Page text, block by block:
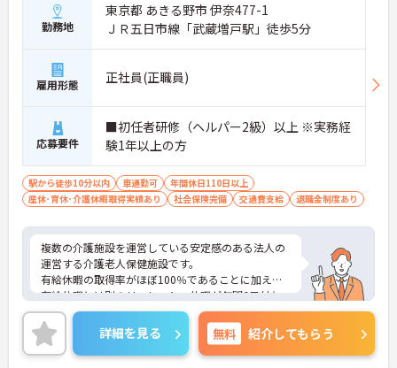
勤務地
東京都 あきる野市 伊奈477-1
ＪＲ五日市線「武蔵増戸駅」徒歩5分
雇用形態 正社員(正職員)
応募要件
■初任者研修（ヘルパー2級）以上 ※実務経
験1年以上の方
駅から徒歩10分以内 車通勤可
年間休日110日以上
産休･育休･介護休暇取得実績あり
社会保険完備 交通費支給 退職金制度あり
複数の介護施設を運営している安定感のある法人の
運営する介護老人保健施設です。
有給休暇の取得率がほぼ100％であることに加え、
有給休暇とは別のリフレッシュ休暇が年間6日付与
されるためプライベートを大切にしながら働いてい
ただく事ができます。
ご興味のある方は面接対策ポイントなどお話致しま
すのでお気軽にお問い合わせください。
詳細を見る 無料 紹介してもらう